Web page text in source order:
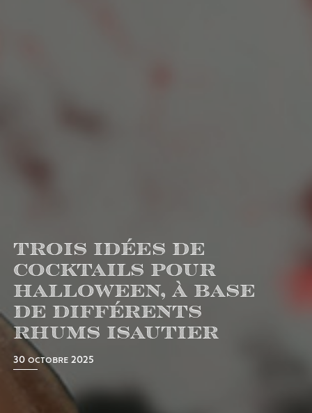
Trois idées de
cocktails pour
Halloween, à base
de différents
rhums Isautier
30 octobre 2025